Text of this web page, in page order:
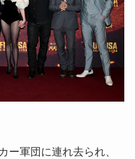
ー軍団に連れ去られ、